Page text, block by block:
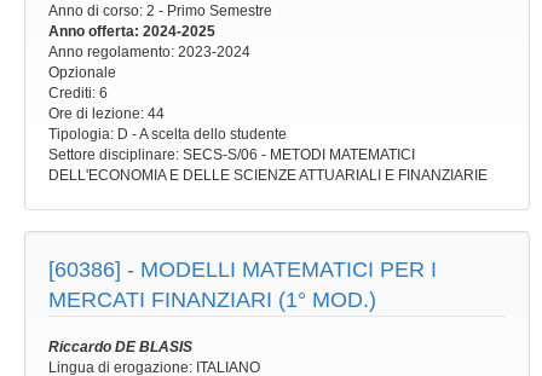
Anno di corso: 2 - Primo Semestre
Anno offerta: 2024-2025
Anno regolamento: 2023-2024
Opzionale
Crediti: 6
Ore di lezione: 44
Tipologia: D - A scelta dello studente
Settore disciplinare: SECS-S/06 - METODI MATEMATICI
DELL'ECONOMIA E DELLE SCIENZE ATTUARIALI E FINANZIARIE
[60386] - MODELLI MATEMATICI PER I
MERCATI FINANZIARI (1° MOD.)
Riccardo DE BLASIS
Lingua di erogazione: ITALIANO